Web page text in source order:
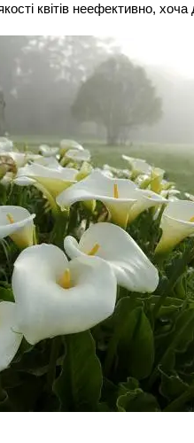
квітів неефективно,